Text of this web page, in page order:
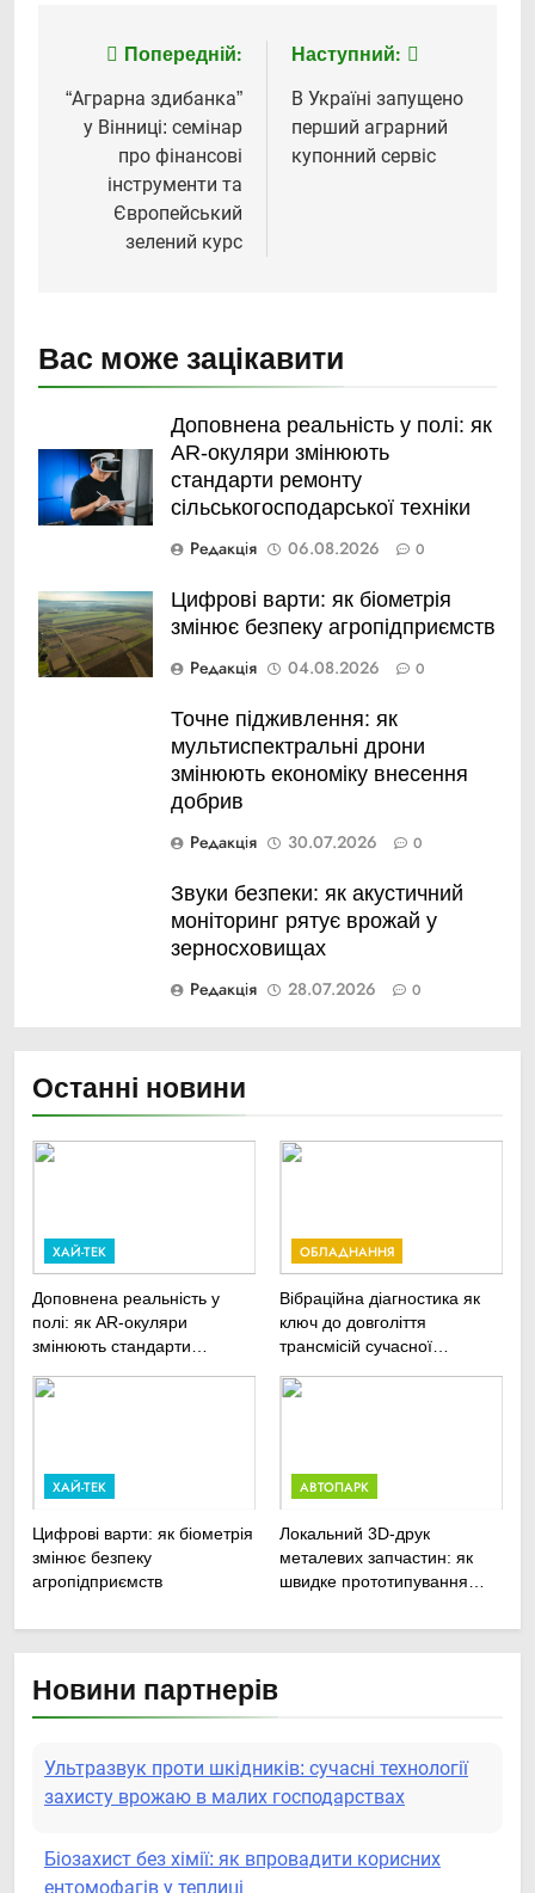
Навігація
записів
Попередній:
“Аграрна здибанка”
у Вінниці: семінар
про фінансові
інструменти та
Європейський
зелений курс
Наступний:
В Україні запущено
перший аграрний
купонний сервіс
Вас може зацікавити
Доповнена реальність у полі: як
AR-окуляри змінюють
стандарти ремонту
сільськогосподарської техніки
Редакція
06.08.2026 0
Цифрові варти: як біометрія
змінює безпеку агропідприємств
Редакція
04.08.2026 0
Точне підживлення: як
мультиспектральні дрони
змінюють економіку внесення
добрив
Редакція
30.07.2026 0
Звуки безпеки: як акустичний
моніторинг рятує врожай у
зерносховищах
Редакція
28.07.2026 0
Останні новини
ХАЙ-ТЕК
Доповнена реальність у
полі: як AR-окуляри
змінюють стандарти
сільськогосподарської
ОБЛАДНАННЯ
Вібраційна діагностика як
ключ до довголіття
трансмісій сучасної
ХАЙ-ТЕК
Цифрові варти: як біометрія
змінює безпеку
агропідприємств
АВТОПАРК
Локальний 3D-друк
металевих запчастин: як
швидке прототипування
Новини партнерів
Ультразвук проти шкідників: сучасні технології
захисту врожаю в малих господарствах
Біозахист без хімії: як впровадити корисних
ентомофагів у теплиці